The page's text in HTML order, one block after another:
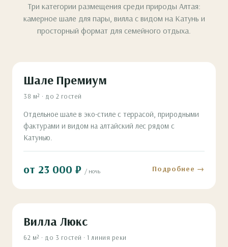
Три категории размещения среди природы Алтая:
камерное шале для пары, вилла с видом на Катунь и
просторный формат для семейного отдыха.
Шале Премиум
38 м² · до 2 гостей
Отдельное шале в эко-стиле с террасой, природными
фактурами и видом на алтайский лес рядом с
Катунью.
от 23 000 ₽ / ночь Подробнее →
Вилла Люкс
62 м² · до 3 гостей · 1 линия реки